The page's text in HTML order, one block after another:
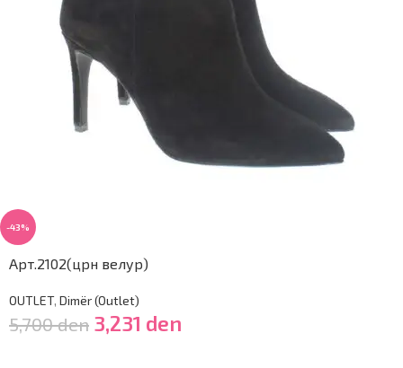
-43%
Арт.2102(црн велур)
OUTLET, Dimër (Outlet)
5,700den 3,231 den